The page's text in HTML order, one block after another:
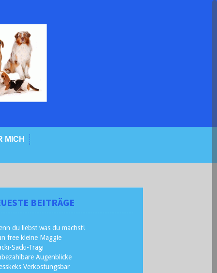
MICH
BEITRÄGE
du liebst was du machst!
free kleine Maggie
Sacki-Tragi
Augenblicke
Verkostungsbar